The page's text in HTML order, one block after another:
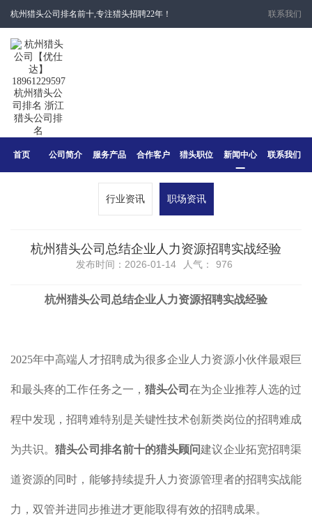
杭州猎头公司排名前十,专注猎头招聘22年！ 联系我们
首页 公司简介 服务产品 合作客户 猎头职位 新闻中心 联系我们
行业资讯 职场资讯
杭州猎头公司总结企业人力资源招聘实战经验
发布时间：2026-01-14 人气： 976
杭州猎头公司总结企业人力资源招聘实战经验
2025年中高端人才招聘成为很多企业人力资源小伙伴最艰巨
和最头疼的工作任务之一， 猎头公司在为企业推荐人选的过
程中发现，招聘难特别是关键性技术创新类岗位的招聘难成
为共识。猎头公司排名前十的猎头顾问建议企业拓宽招聘渠
道资源的同时，能够持续提升人力资源管理者的招聘实战能
力，双管并进同步推进才更能取得有效的招聘成果。